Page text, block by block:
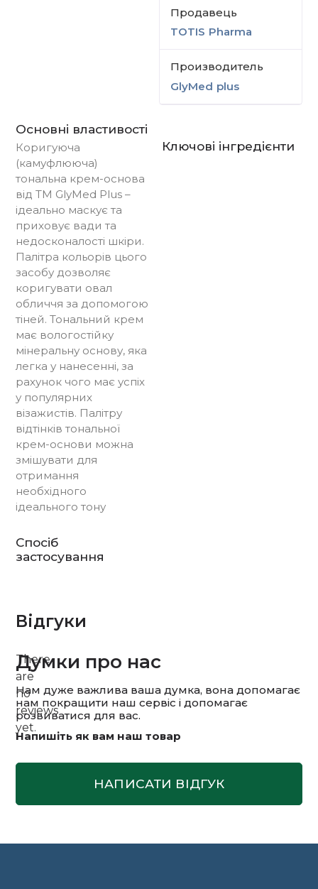
Продавець
TOTIS Pharma
Производитель
GlyMed plus
Основні властивості
Коригуюча
(камуфлююча)
тональна крем-основа
від ТМ GlyMed Plus –
ідеально маскує та
приховує вади та
недосконалості шкіри.
Палітра кольорів цього
засобу дозволяє
коригувати овал
обличчя за допомогою
тіней. Тональний крем
має вологостійку
мінеральну основу, яка
легка у нанесенні, за
рахунок чого має успіх
у популярних
візажистів. Палітру
відтінків тональної
крем-основи можна
змішувати для
отримання
необхідного
ідеального тону
Спосіб
застосування
Ключові інгредієнти
Відгуки
There
are
no
reviews
yet.
Думки про нас
Нам дуже важлива ваша думка, вона допомагає
нам покращити наш сервіс і допомагає
розвиватися для вас.
Напишіть як вам наш товар
НАПИСАТИ ВІДГУК